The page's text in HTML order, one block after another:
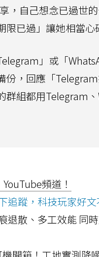
，自己想念已過世
已過」讓她相當心
」或「
份，回應「
組都用Telegram
頻道！
追蹤，科技玩家好文
退散、多工效能 同